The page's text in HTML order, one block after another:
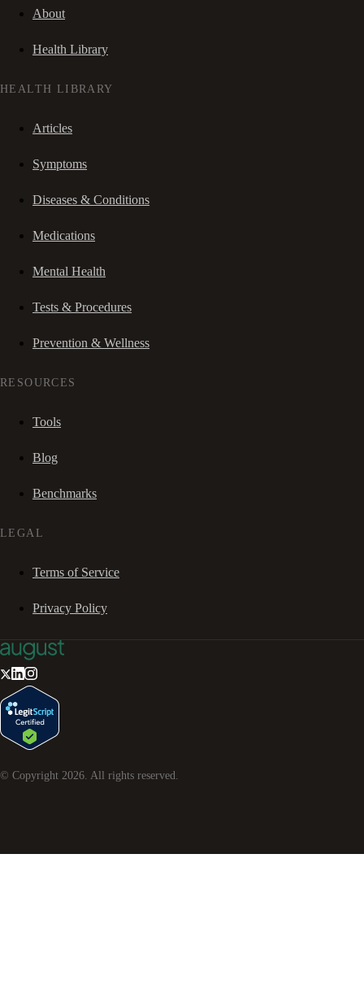
About
Health Library
HEALTH LIBRARY
Articles
Symptoms
Diseases & Conditions
Medications
Mental Health
Tests & Procedures
Prevention & Wellness
RESOURCES
Tools
Blog
Benchmarks
LEGAL
Terms of Service
Privacy Policy
© Copyright 2026 . All rights reserved.